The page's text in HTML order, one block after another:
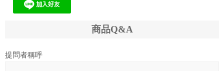
商品Q&A
提問者稱呼